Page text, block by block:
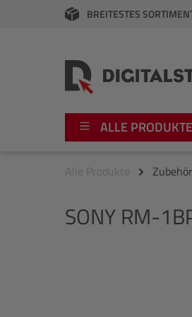
Zur Hauptnavigation
BREITESTES
ALLE PRODUKTE
Video
Fujifilm
Alle Produkte Zubehör
SONYRM-